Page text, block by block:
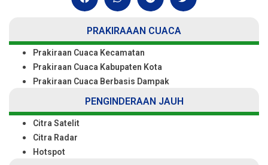
PRAKIRAAAN CUACA
Prakiraan Cuaca Kecamatan
Prakiraan Cuaca Kabupaten Kota
Prakiraan Cuaca Berbasis Dampak
PENGINDERAAN JAUH
Citra Satelit
Citra Radar
Hotspot